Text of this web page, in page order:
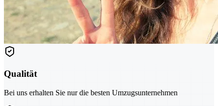
Qualität
Bei uns erhalten Sie nur die besten Umzugsunternehmen